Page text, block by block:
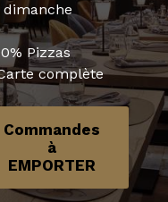
Pizzas
complète
Commandes
à
EMPORTER